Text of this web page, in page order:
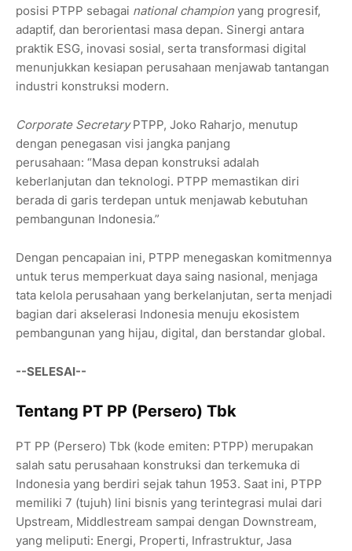
posisi PTPP sebagai national champion yang progresif,
adaptif, dan berorientasi masa depan. Sinergi antara
praktik ESG, inovasi sosial, serta transformasi digital
menunjukkan kesiapan perusahaan menjawab tantangan
industri konstruksi modern.
Corporate SecretaryPTPP, Joko Raharjo, menutup
dengan penegasan visi jangka panjang
perusahaan: “Masa depan konstruksi adalah
keberlanjutan dan teknologi. PTPP memastikan diri
berada di garis terdepan untuk menjawab kebutuhan
pembangunan Indonesia.”
Dengan pencapaian ini, PTPP menegaskan komitmennya
untuk terus memperkuat daya saing nasional, menjaga
tata kelola perusahaan yang berkelanjutan, serta menjadi
bagian dari akselerasi Indonesia menuju ekosistem
pembangunan yang hijau, digital, dan berstandar global.
--SELESAI--
Tentang PT PP (Persero) Tbk
PT PP (Persero) Tbk (kode emiten: PTPP) merupakan
salah satu perusahaan konstruksi dan terkemuka di
Indonesia yang berdiri sejak tahun 1953. Saat ini, PTPP
memiliki 7 (tujuh) lini bisnis yang terintegrasi mulai dari
Upstream, Middlestream sampai dengan Downstream,
yang meliputi: Energi, Properti, Infrastruktur, Jasa